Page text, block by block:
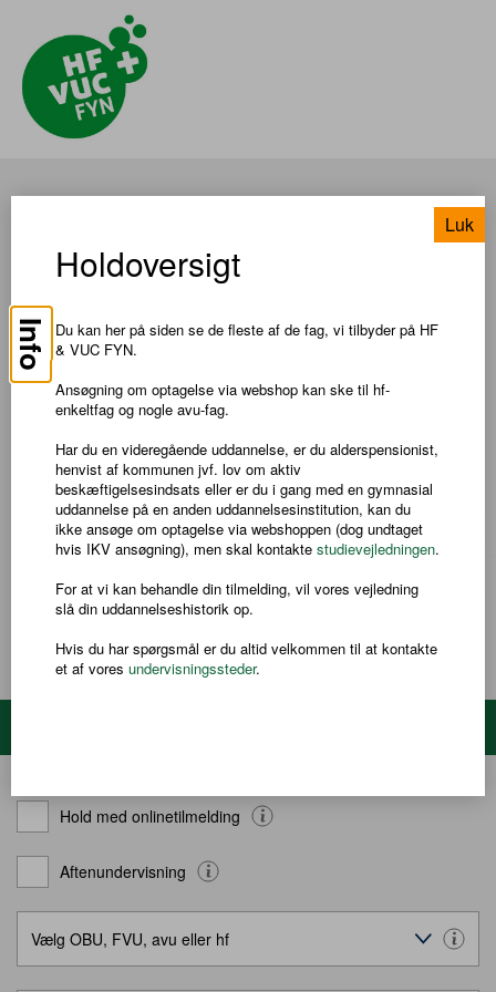
Billedkunst, B
TIL SØGNING
Pris: DKK 550,00
Om faget
mellem personlig kunstoplevelse og analytisk tilgang. Du får viden
om kunstvidenskabelig terminologi og lærer at analysere egne og
andres billeder ud fra forskellige forskningsbaserede metoder.
Læs mere om faget påUddannelsesguiden
Adgangskrav
Du kan tidligst blive optaget på hf-enkeltfag et år efter, at du har
afsluttet folkeskolens 9. eller 10. klasse eller har modtaget
Du kan altså ikke blive optaget, hvis du kommer direkte fra 10.
klasse, hvad enten 10. klasse er taget på en folkeskole eller
LÆS MERE
Hold med onlinetilmelding
Aftenundervisning
Vælg OBU, FVU, avu eller hf
Info
Holdoversigt
Du kan her på siden se de fleste af de fag, vi tilbyder på HF
& VUC FYN.
Ansøgning om optagelse via webshop kan ske til hf-
enkeltfag og nogle avu-fag.
Har du en videregående uddannelse, er du alderspensionist,
henvist af kommunen jvf. lov om aktiv
beskæftigelsesindsats eller er du i gang med en gymnasial
uddannelse på en anden uddannelsesinstitution, kan du
ikke ansøge om optagelse via webshoppen (dog undtaget
hvis IKV ansøgning), men skal kontakte studievejledningen.
For at vi kan behandle din tilmelding, vil vores vejledning
slå din uddannelseshistorik op.
Hvis du har spørgsmål er du altid velkommen til at kontakte
et af vores undervisningssteder.
Luk